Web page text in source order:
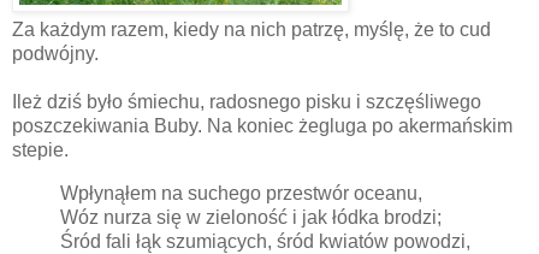
Za każdym razem, kiedy na nich patrzę, myślę, że to cud
podwójny.
Ileż dziś było śmiechu, radosnego pisku i szczęśliwego
poszczekiwania Buby. Na koniec żegluga po akermańskim
stepie.
Wpłynąłem na suchego przestwór oceanu,
Wóz nurza się w zieloność i jak łódka brodzi;
Śród fali łąk szumiących, śród kwiatów powodzi,